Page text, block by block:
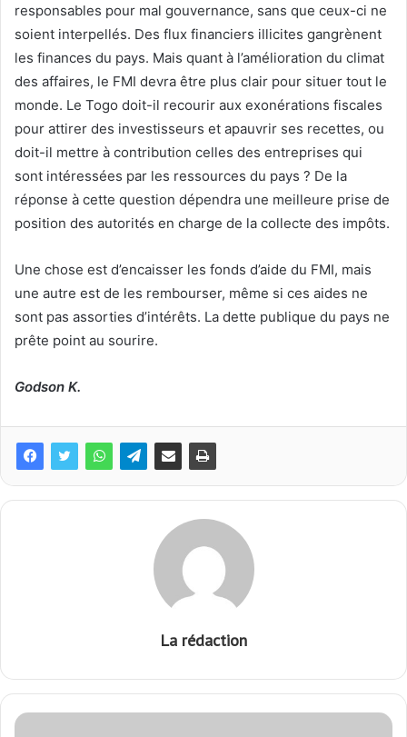
responsables pour mal gouvernance, sans que ceux-ci ne
soient interpellés. Des flux financiers illicites gangrènent
les finances du pays. Mais quant à l’amélioration du climat
des affaires, le FMI devra être plus clair pour situer tout le
monde. Le Togo doit-il recourir aux exonérations fiscales
pour attirer des investisseurs et apauvrir ses recettes, ou
doit-il mettre à contribution celles des entreprises qui
sont intéressées par les ressources du pays ? De la
réponse à cette question dépendra une meilleure prise de
position des autorités en charge de la collecte des impôts.
Une chose est d’encaisser les fonds d’aide du FMI, mais
une autre est de les rembourser, même si ces aides ne
sont pas assorties d’intérêts. La dette publique du pays ne
prête point au sourire.
Godson K.
La rédaction